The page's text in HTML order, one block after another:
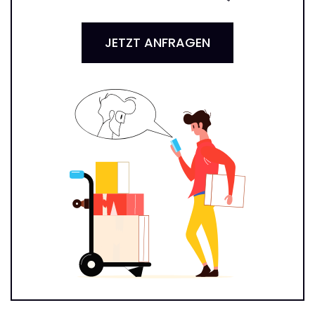
JETZT ANFRAGEN